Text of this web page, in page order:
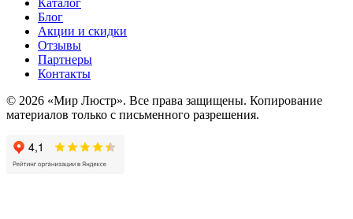
Блог
Акции и скидки
Отзывы
Партнеры
Контакты
© 2026 «Мир Люстр». Все права защищены. Копирование
материалов только с письменного разрешения.